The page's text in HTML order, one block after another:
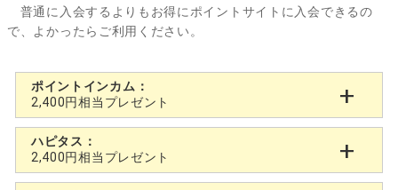
普通に入会するよりもお得にポイントサイトに入会できるの
で、よかったらご利用ください。
ポイントインカム：
2,400円相当プレゼント
ハピタス：
2,400円相当プレゼント